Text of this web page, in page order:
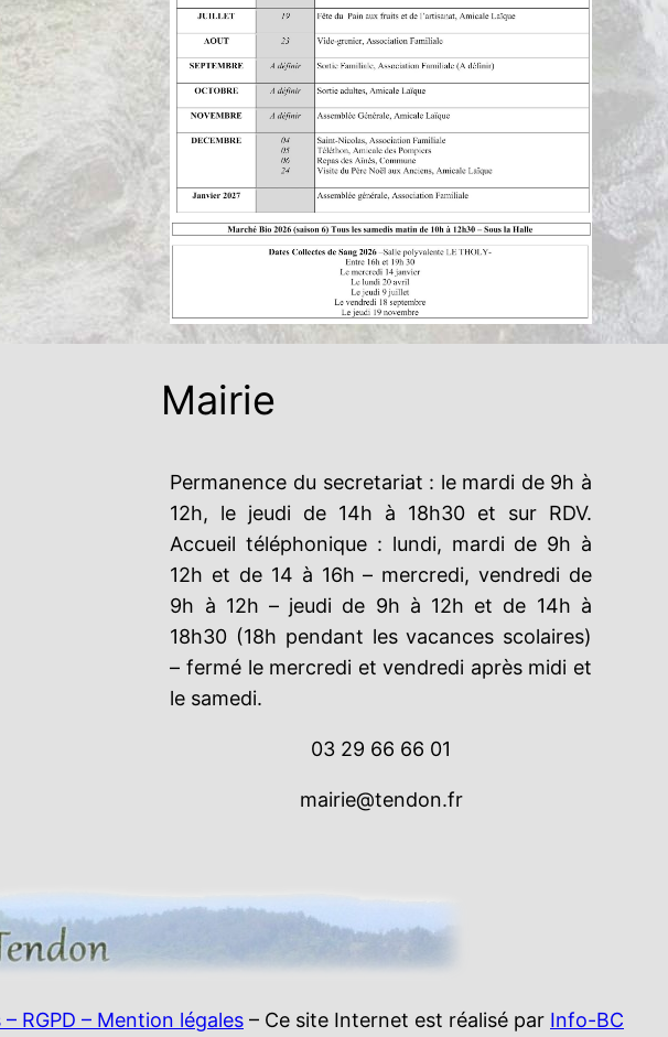
Mairie
Permanence du secretariat : le mardi de 9h à
12h, le jeudi de 14h à 18h30 et sur RDV.
Accueil téléphonique : lundi, mardi de 9h à
12h et de 14 à 16h – mercredi, vendredi de
9h à 12h – jeudi de 9h à 12h et de 14h à
18h30 (18h pendant les vacances scolaires)
– fermé le mercredi et vendredi après midi et
le samedi.
03 29 66 66 01
mairie@tendon.fr
RGPD – Mention légales – Ce site Internet est réalisé par Info-BC